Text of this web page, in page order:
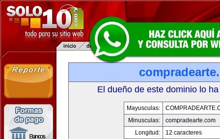
El dueño de este dominio lo
Mayusculas:
Minusculas:
compradearte.com
Longitud:
12 caracteres